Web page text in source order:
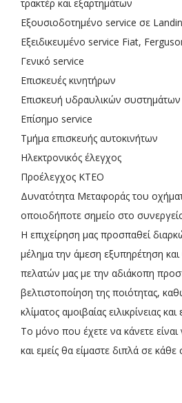
τρακτέρ και εξαρτημάτων
Εξουσιοδοτημένο service σε
Εξειδικευμένο service Fiat,
Γενικό service
Επισκευές κινητήρων
Επισκευή υδραυλικών συστημάτων
Επίσημο service
Τμήμα επισκευής αυτοκινήτων
Ηλεκτρονικός έλεγχος
Προέλεγχος ΚΤΕΟ
Δυνατότητα Μεταφοράς του
οποιοδήποτε σημείο στο
Η επιχείρηση μας προσπαθεί
μέλημα την άμεση εξυπηρέτηση
πελατών μας με την αδιάκοπη
βελτιστοποίηση της ποιότητας,
κλίματος αμοιβαίας ειλικρίνειας
Το μόνο που έχετε να κάνετε είναι
και εμείς θα είμαστε διπλά σε κάθε